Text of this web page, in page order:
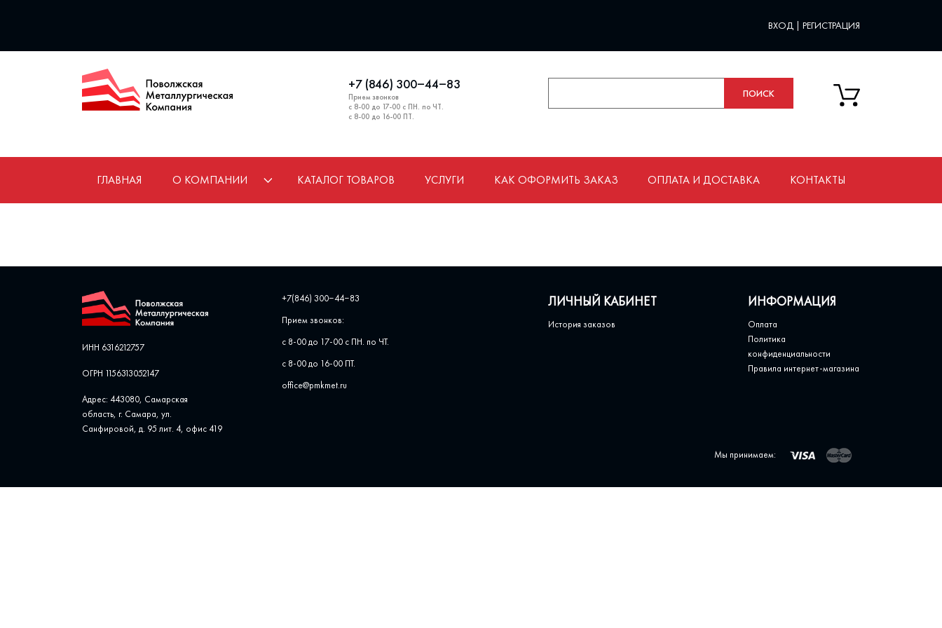
ВХОД | РЕГИСТРАЦИЯ
+7 (846) 300‒44‒83
Прием звонков
с 8-00 до 17-00 с ПН. по ЧТ.
с 8-00 до 16-00 ПТ.
ГЛАВНАЯ О КОМПАНИИ КАТАЛОГ ТОВАРОВ УСЛУГИ КАК ОФОРМИТЬ ЗАКАЗ ОПЛАТА И ДОСТАВКА КОНТАКТЫ
ИНН 6316212757
ОГРН 1156313052147
Адрес: 443080, Самарская
область, г. Самара, ул. ​
Санфировой, д. 95 лит. 4, офис ​419
+7(846) 300‒44‒83
Прием звонков:
с 8-00 до 17-00 с ПН. по ЧТ.
с 8-00 до 16-00 ПТ.
office@pmkmet.ru
ЛИЧНЫЙ КАБИНЕТ
История заказов
ИНФОРМАЦИЯ
Оплата
Политика
конфиденциальности
Правила интернет-магазина
Мы принимаем: